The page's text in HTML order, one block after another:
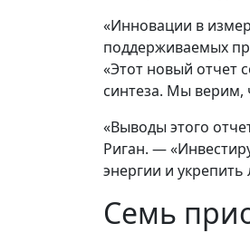
«Инновации в
поддерживаемых
«Этот новый отчет
синтеза. Мы верим,
«Выводы этого
Риган. —
энергии и
Семь